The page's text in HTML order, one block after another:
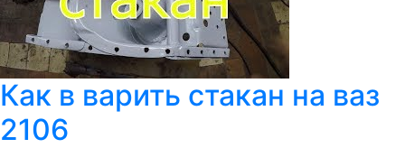
Как в варить стакан на ваз
2106